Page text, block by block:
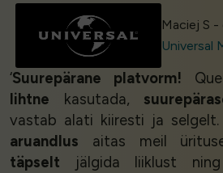
Maciej S
Universal
‘Suurepärane platvorm!
lihtne kasutada,
vastab alati kiiresti ja selgelt.
aruandlus aitas meil
täpselt jälgida liiklust